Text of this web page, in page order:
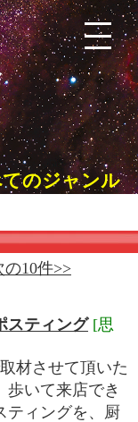
のジャンル
の10件>>
スティング [思
材させて頂いた
歩いて来店でき
ティングを、厨